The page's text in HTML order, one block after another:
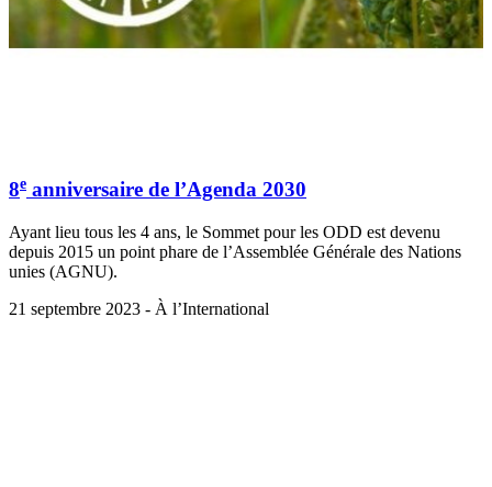
8e anniversaire de l’Agenda 2030
Ayant lieu tous les 4 ans, le Sommet pour les ODD est devenu
depuis 2015 un point phare de l’Assemblée Générale des Nations
unies (AGNU).
21 septembre 2023 - À l’International